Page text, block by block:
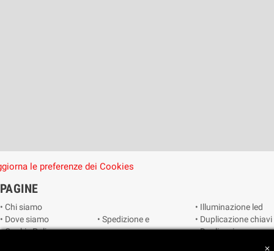
le preferenze dei Cookies
PAGINE
• Chi siamo
• Dove siamo
• Cookie Policy
• Spedizione e
consegna
• Illuminazione led
• Duplicazione chiavi
• Duplicazione
close